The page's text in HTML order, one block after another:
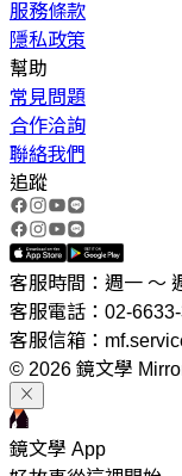
服務條款
隱私政策
幫助
常見問題
合作洽詢
聯絡我們
追蹤
客服時間：週一 ～
客服電話：02-
客服信箱：
© 2026 鏡文學
鏡文學 App